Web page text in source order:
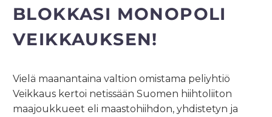
BLOKKASI MONOPOLI
VEIKKAUKSEN!
Vielä maanantaina valtion omistama peliyhtiö
Veikkaus kertoi netissään Suomen hiihtoliiton
maajoukkueet eli maastohiihdon, yhdistetyn ja